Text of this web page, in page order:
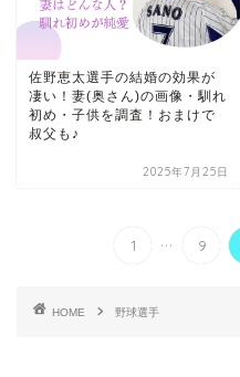
佐野恵太選手の結婚の効果が
凄い！妻(奥さん)の画像・馴れ
初め・子供を調査！おまけで
叔父も♪
2025年7月25日
1 ... 9
HOME 野球選手